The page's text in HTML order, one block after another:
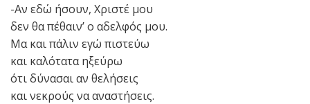
-Αν εδώ ήσουν, Χριστέ μου
δεν θα πέθαιν’ ο αδελφός μου.
Μα και πάλιν εγώ πιστεύω
και καλότατα ηξεύρω
ότι δύνασαι αν θελήσεις
και νεκρούς να αναστήσεις.